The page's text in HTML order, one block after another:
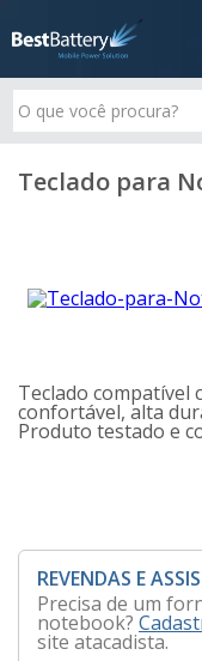
Teclado para
Teclado compatível
confortável, alta
Produto testado e
REVENDAS E
Precisa de um
notebook?
site atacadista.